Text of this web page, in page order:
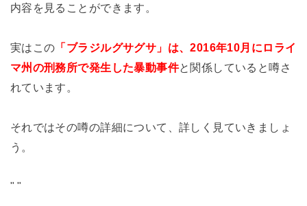
内容を見ることができます。
実はこの 「ブラジルグサグサ」は、2016年10月にロライ
マ州の刑務所で発生した暴動事件と関係していると噂さ
れています。
それではその噂の詳細について、詳しく見ていきましょ
う。
" "